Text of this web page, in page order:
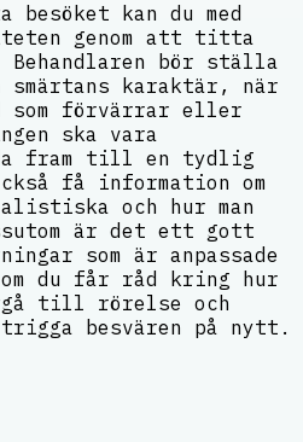
kan du med
genom att titta
bör ställa
smärtans karaktär, när
som förvärrar eller
ska vara
fram till en tydlig
få information om
och hur man
är det ett gott
som är anpassade
du får råd kring hur
till rörelse och
besvären på nytt.